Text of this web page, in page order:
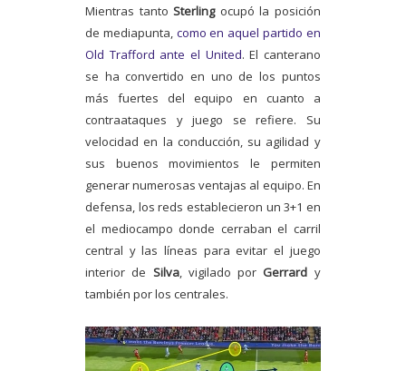
Mientras tantoSterlingocupó la posición
de mediapunta,como en aquel partido en
Old Trafford ante el United. El canterano
se ha convertido en uno de los puntos
más fuertes del equipo en cuanto a
contraataques y juego se refiere. Su
velocidad en la conducción, su agilidad y
sus buenos movimientos le permiten
generar numerosas ventajas al equipo. En
defensa, los reds establecieron un 3+1 en
el mediocampo donde cerraban el carril
central y las líneas para evitar el juego
interior de Silva, vigilado por Gerrard y
también por los centrales.